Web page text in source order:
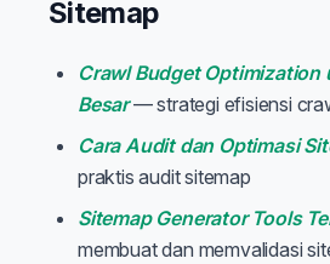
Sitemap
Crawl Budget Optimization
Besar— strategi efisiensi
Cara Audit dan Optimasi
praktis audit sitemap
Sitemap Generator Tools
membuat dan memvalidasi